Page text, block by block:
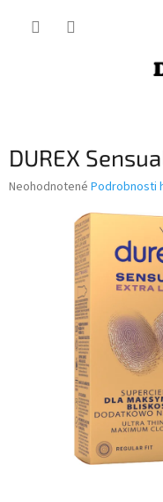
DUREX
Priemerné
Neohodnotené Podrobnosti